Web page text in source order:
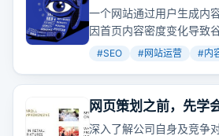
例，帮助大家吸取教
一个网站通过用户生成内
因首页内容密度变化导致
我们，SEO优化中关键词
#SEO #网站运营 #内
网页策划之前，先学
面 ！！
深入了解公司自身及竞争